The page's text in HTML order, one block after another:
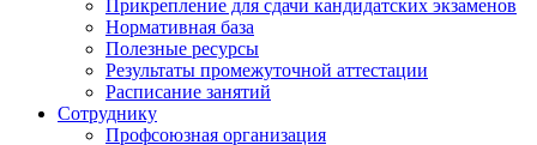
Прикрепление для сдачи кандидатских экзаменов
Нормативная база
Полезные ресурсы
Результаты промежуточной аттестации
Расписание занятий
Сотруднику
Профсоюзная организация